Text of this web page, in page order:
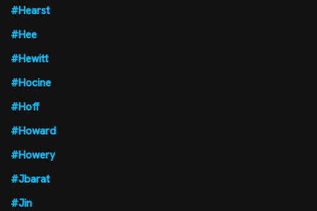
#Hearst
#Hee
#Hewitt
#Hocine
#Hoff
#Howard
#Howery
#Jbarat
#Jin